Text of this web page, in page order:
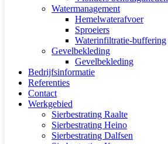
Watermanagement
Hemelwaterafvoer
Sproeiers
Waterinfiltratie-buffering
Gevelbekleding
Gevelbekleding
Bedrijfsinformatie
Referenties
Contact
Werkgebied
Sierbestrating Raalte
Sierbestrating Heino
Sierbestrating Dalfsen